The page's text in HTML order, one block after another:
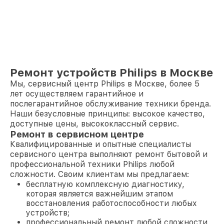
Ремонт устройств Philips в Москве
Мы, сервисный центр Philips в Москве, более 5
лет осуществляем гарантийное и
послегарантийное обслуживание техники бренда.
Наши безусловные принципы: высокое качество,
доступные цены, высококлассный сервис.
Ремонт в сервисном центре
Квалифицированные и опытные специалисты
сервисного центра выполняют ремонт бытовой и
профессиональной техники Philips любой
сложности. Своим клиентам мы предлагаем:
бесплатную комплексную диагностику,
которая является важнейшим этапом
восстановления работоспособности любых
устройств;